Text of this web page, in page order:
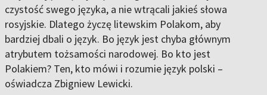
czystość swego języka, a nie wtrącali jakieś słowa
rosyjskie. Dlatego życzę litewskim Polakom, aby
bardziej dbali o język. Bo język jest chyba głównym
atrybutem tożsamości narodowej. Bo kto jest
Polakiem? Ten, kto mówi i rozumie język polski –
oświadcza Zbigniew Lewicki.